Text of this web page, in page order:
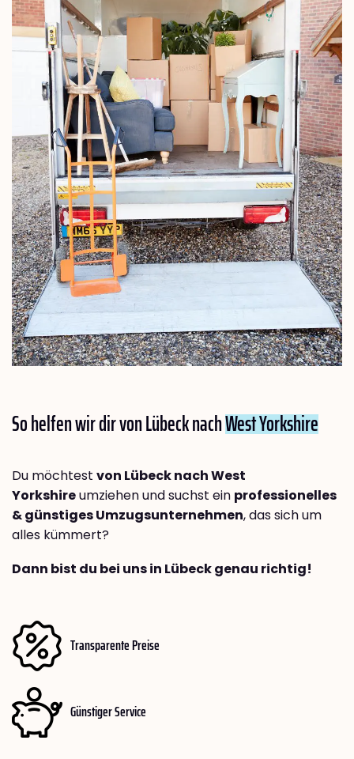
So helfen wir dir von Lübeck nachWest Yorkshire
Du möchtest von Lübeck nach West
Yorkshireumziehen und suchst ein professionelles
& günstiges Umzugsunternehmen, das sich um
alles kümmert?
Dann bist du bei uns in Lübeck genau richtig!
Transparente Preise
Günstiger Service